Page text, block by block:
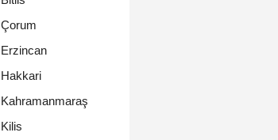
Çorum
Erzincan
Hakkari
Kahramanmaraş
Kilis